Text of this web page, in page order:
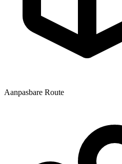
Aanpasbare Route